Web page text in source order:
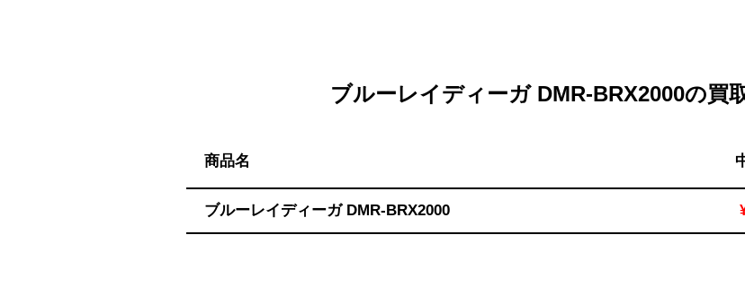
ブルーレイディーガ DMR-BRX2000の買
商品名
ブルーレイディーガ DMR-BRX2000